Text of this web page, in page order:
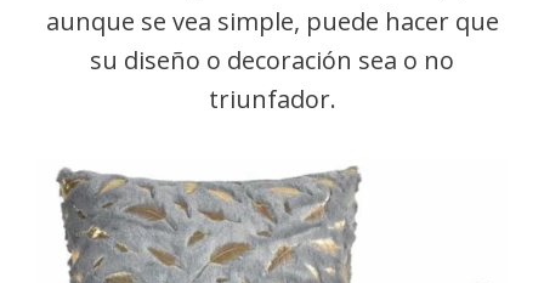
aunque se vea simple, puede hacer que
su diseño o decoración sea o no
triunfador.